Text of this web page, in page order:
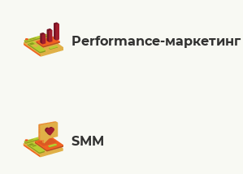
Performance-маркетинг
SMM